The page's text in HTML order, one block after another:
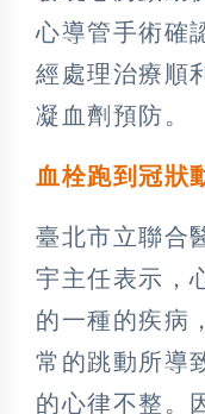
心導管手術確
經處理治療順
凝血劑預防。
血栓跑到冠
臺北市立聯合
宇主任表示，
的一種的疾病
常的跳動所導
的心律不整。